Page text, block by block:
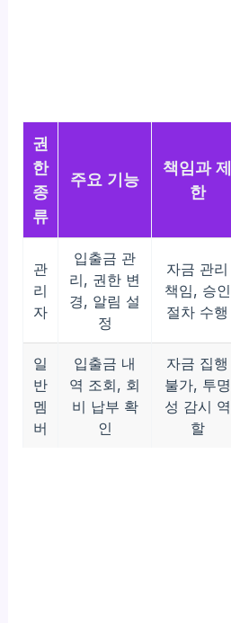
권
한
종
류
주요 기능
책임과 제
한
관
리
자
입출금 관
리, 권한 변
경, 알림 설
정
자금 관리
책임, 승인
절차 수행
일
반
멤
버
입출금 내
역 조회, 회
비 납부 확
인
자금 집행
불가, 투명
성 감시 역
할